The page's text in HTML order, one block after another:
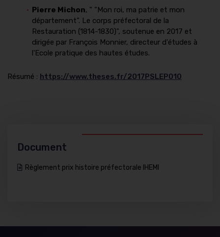
Pierre Michon, " "Mon roi, ma patrie et mon
département". Le corps préfectoral de la
Restauration (1814-1830)", soutenue en 2017 et
dirigée par François Monnier, directeur d'études à
l'Ecole pratique des hautes études.
Résumé : https://www.theses.fr/2017PSLEP010
Document
Règlement prix histoire préfectorale IHEMI